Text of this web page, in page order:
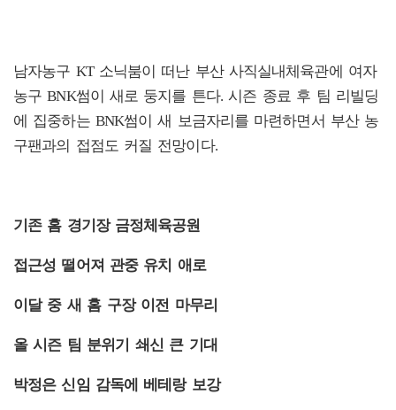
남자농구 KT 소닉붐이 떠난 부산 사직실내체육관에 여자
농구 BNK썸이 새로 둥지를 튼다. 시즌 종료 후 팀 리빌딩
에 집중하는 BNK썸이 새 보금자리를 마련하면서 부산 농
구팬과의 접점도 커질 전망이다.
기존 홈 경기장 금정체육공원
접근성 떨어져 관중 유치 애로
이달 중 새 홈 구장 이전 마무리
올 시즌 팀 분위기 쇄신 큰 기대
박정은 신임 감독에 베테랑 보강